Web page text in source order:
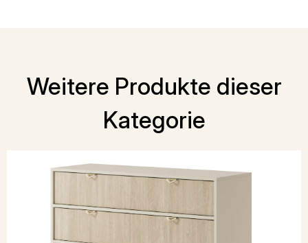
Weitere Produkte dieser
Kategorie